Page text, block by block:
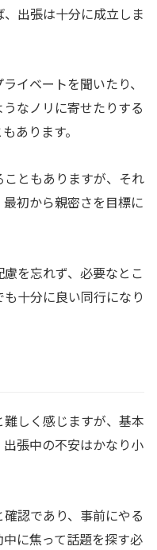
出張は十分に成立しま
イベートを聞いたり、
なノリに寄せたりする
あります。
ともありますが、それ
初から親密さを目標に
を忘れず、必要なとこ
十分に良い同行になり
しく感じますが、基本
張中の不安はかなり小
認であり、事前にやる
に焦って話題を探す必